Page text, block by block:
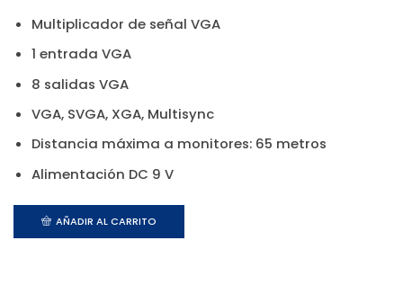
Multiplicador de señal VGA
1 entrada VGA
8 salidas VGA
VGA, SVGA, XGA, Multisync
Distancia máxima a monitores: 65 metros
Alimentación DC 9 V
AÑADIR AL CARRITO